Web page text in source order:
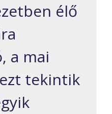
élő
a mai
tekintik